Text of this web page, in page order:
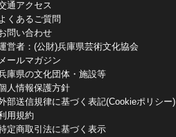
通アクセス
くあるご質問
問い合わせ
営者：(公財)兵庫県芸術文化協会
メールマガジン
庫県の文化団体・施設等
人情報保護方針
部送信規律に基づく表記(Cookieポリシー)
用規約
定商取引法に基づく表示